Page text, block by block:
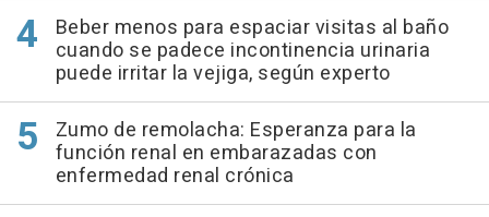
Beber menos para espaciar visitas al baño
cuando se padece incontinencia urinaria
puede irritar la vejiga, según experto
Zumo de remolacha: Esperanza para la
función renal en embarazadas con
enfermedad renal crónica